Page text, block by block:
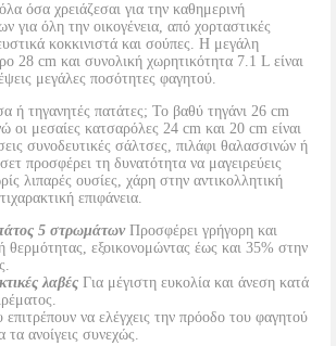
όσα χρειάζεσαι για την καθημερινή
για όλη την οικογένεια, από χορταστικές
κοκκινιστά και σούπες. Η μεγάλη
28 cm και συνολική χωρητικότητα 7.1 L είναι
μεγάλες ποσότητες φαγητού.
ή τηγανητές πατάτες; Το βαθύ τηγάνι 26 cm
οι μεσαίες κατσαρόλες 24 cm και 20 cm είναι
συνοδευτικές σάλτσες, πιλάφι θαλασσινών ή
προσφέρει τη δυνατότητα να μαγειρεύεις
λιπαρές ουσίες, χάρη στην αντικολλητική
επιφάνεια.
5 στρωμάτωνΠροσφέρει γρήγορη και
θερμότητας, εξοικονομώντας έως και 35% στην
λαβές Για μέγιστη ευκολία και άνεση κατά
επιτρέπουν να ελέγχεις την πρόοδο του φαγητού
τα ανοίγεις συνεχώς.